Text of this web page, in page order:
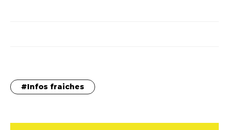
Infos fraiches